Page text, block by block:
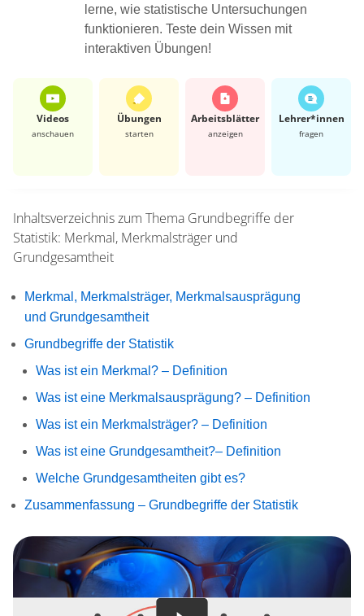
lerne, wie statistische Untersuchungen
funktionieren. Teste dein Wissen mit
interaktiven Übungen!
Videos
anschauen
Übungen
starten
Arbeits­blätter
anzeigen
Lehrer*​innen
fragen
Inhaltsverzeichnis zum Thema Grundbegriffe der
Statistik: Merkmal, Merkmalsträger und
Grundgesamtheit
Merkmal, Merkmalsträger, Merkmalsausprägung
und Grundgesamtheit
Grundbegriffe der Statistik
Was ist ein Merkmal? – Definition
Was ist eine Merkmalsausprägung? – Definition
Was ist ein Merkmalsträger? – Definition
Was ist eine Grundgesamtheit?– Definition
Welche Grundgesamtheiten gibt es?
Zusammenfassung – Grundbegriffe der Statistik